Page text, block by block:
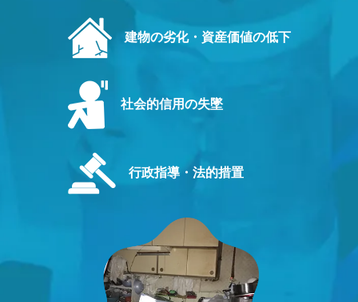
建物の劣化・資産価値の低下
社会的信用の失墜
行政指導・法的措置